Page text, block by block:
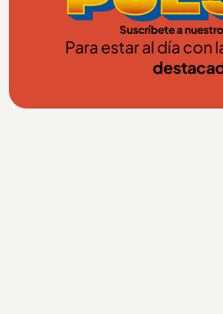
Suscríbete a
Para estar al día con